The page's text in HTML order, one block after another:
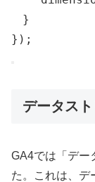
}
} ) ;
データス
GA4では「デー
た。これは、デ